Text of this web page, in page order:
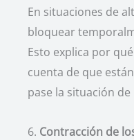
En situaciones de
bloquear
Esto explica por
cuenta de que
pase la situación
6. Contracción de